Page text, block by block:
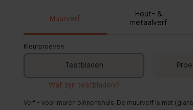
Muurverf
Hout- &
metaalverf
Kleurproeven
Testbladen
Wat zijn testbladen?
Verf - voor muren binnenshuis. De muurverf is mat